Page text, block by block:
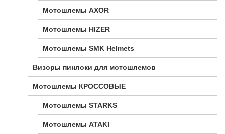
Мотошлемы AXOR
Мотошлемы HIZER
Мотошлемы SMK Helmets
Визоры пинлоки для мотошлемов
Мотошлемы КРОССОВЫЕ
Мотошлемы STARKS
Мотошлемы ATAKI